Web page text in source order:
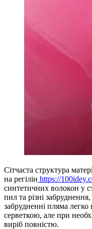
Сітчаста структура
на регілін https://
синтетичних волокон у
пил та різні
забрудненні пляма
серветкою, але при
виріб повністю.